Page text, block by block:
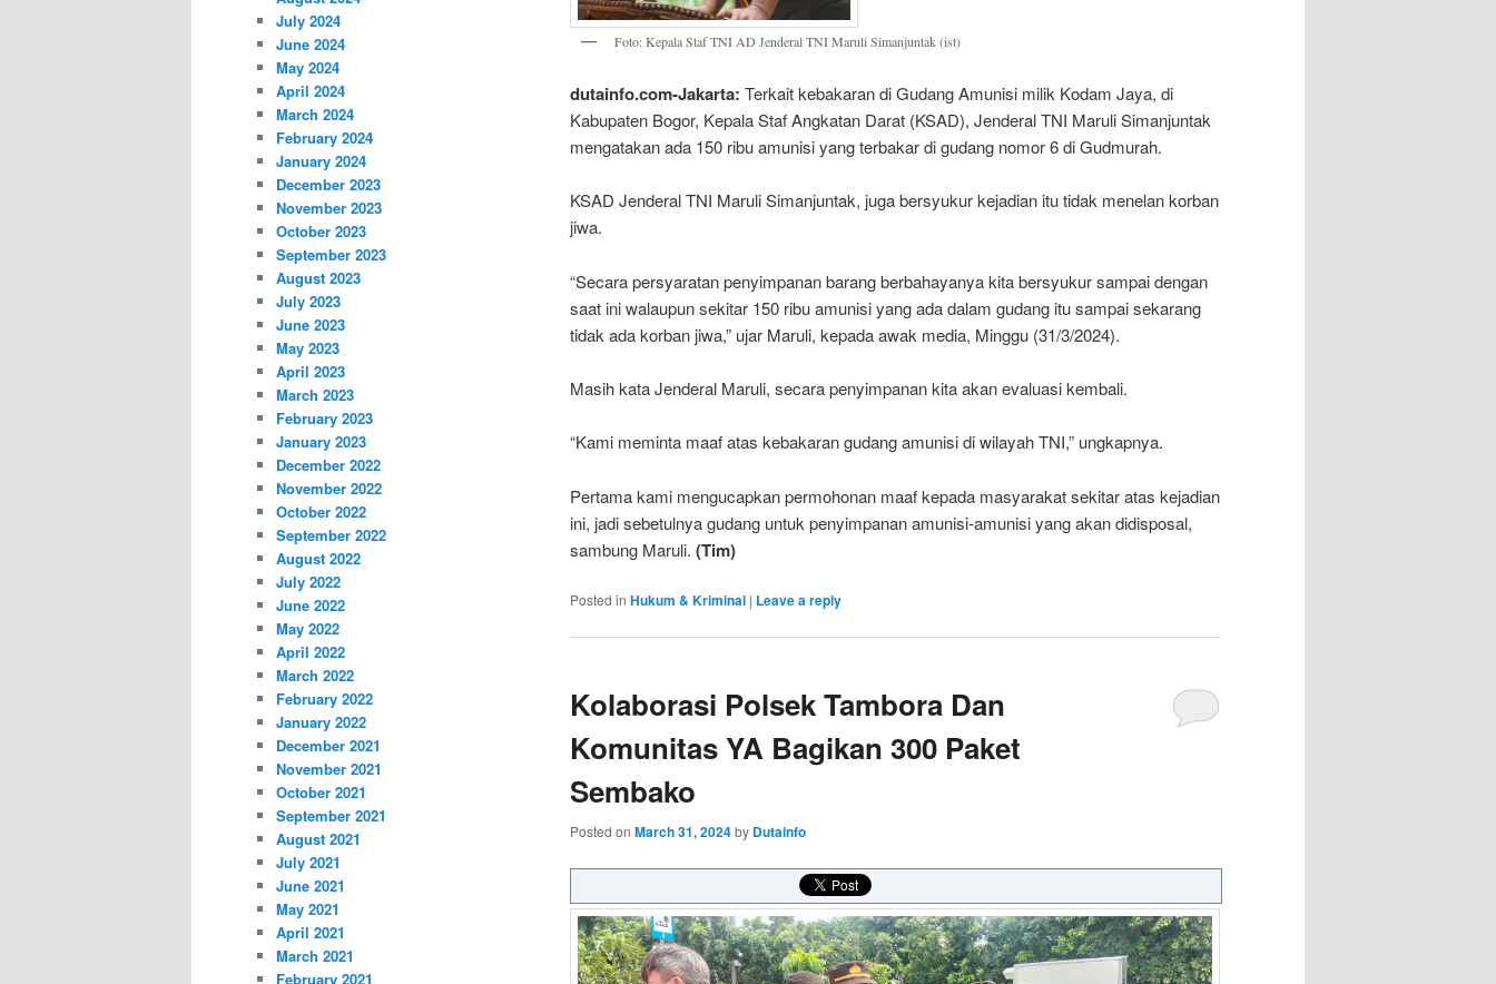
Foto: Kepala Staf TNI AD Jenderal TNI Maruli Simanjuntak (ist)
dutainfo.com-Jakarta: Terkait kebakaran di Gudang Amunisi milik Kodam Jaya, di
Kabupaten Bogor, Kepala Staf Angkatan Darat (KSAD), Jenderal TNI Maruli Simanjuntak
mengatakan ada 150 ribu amunisi yang terbakar di gudang nomor 6 di Gudmurah.
KSAD Jenderal TNI Maruli Simanjuntak, juga bersyukur kejadian itu tidak menelan korban
jiwa.
“Secara persyaratan penyimpanan barang berbahayanya kita bersyukur sampai dengan
saat ini walaupun sekitar 150 ribu amunisi yang ada dalam gudang itu sampai sekarang
tidak ada korban jiwa,” ujar Maruli, kepada awak media, Minggu (31/3/2024).
Masih kata Jenderal Maruli, secara penyimpanan kita akan evaluasi kembali.
“Kami meminta maaf atas kebakaran gudang amunisi di wilayah TNI,” ungkapnya.
Pertama kami mengucapkan permohonan maaf kepada masyarakat sekitar atas kejadian
ini, jadi sebetulnya gudang untuk penyimpanan amunisi-amunisi yang akan didisposal,
sambung Maruli. (Tim)
Posted in Hukum & Kriminal | Leave a reply
Kolaborasi Polsek Tambora Dan
Komunitas YA Bagikan 300 Paket
Sembako
Posted on March 31, 2024by Dutainfo
July 2024
June 2024
May 2024
April 2024
March 2024
February 2024
January 2024
December 2023
November 2023
October 2023
September 2023
August 2023
July 2023
June 2023
May 2023
April 2023
March 2023
February 2023
January 2023
December 2022
November 2022
October 2022
September 2022
August 2022
July 2022
June 2022
May 2022
April 2022
March 2022
February 2022
January 2022
December 2021
November 2021
October 2021
September 2021
August 2021
July 2021
June 2021
May 2021
April 2021
March 2021
February 2021